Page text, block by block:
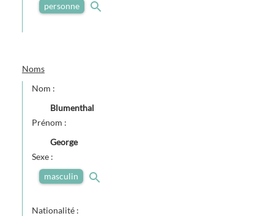
personne
Noms
Nom :
Blumenthal
Prénom :
George
Sexe :
masculin
Nationalité :